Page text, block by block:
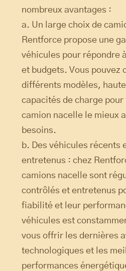
nombreux avantages :
a. Un large choix de
Rentforce propose une
véhicules pour répondre
et budgets. Vous pouvez
différents modèles,
capacités de charge
camion nacelle le mieux
besoins.
b. Des véhicules récents
entretenus : chez
camions nacelle sont
contrôlés et entretenus
fiabilité et leur
véhicules est
vous offrir les dernières
technologiques et les
performances